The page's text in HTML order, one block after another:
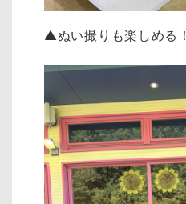
▲ぬい撮りも楽しめる！